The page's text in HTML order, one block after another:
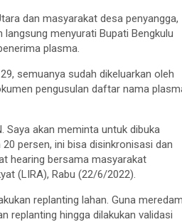
dan masyarakat desa penyangga,
menyurati Bupati Bengkulu
plasma.
semuanya sudah dikeluarkan oleh
pengusulan daftar nama
Saya akan meminta untuk dibuka
persen, ini bisa disinkronisasi dan
hearing bersama masyarakat
(LIRA), Rabu (22/6/2022).
replanting lahan. Guna meredam
replanting hingga dilakukan validasi